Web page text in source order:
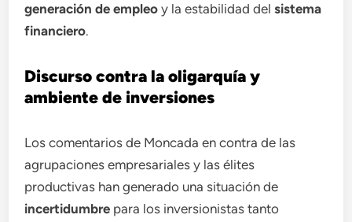
generación de empleo y la estabilidad delsistema
financiero.
Discurso contra la oligarquía y
ambiente de inversiones
Los comentarios de Moncada en contra de las
agrupaciones empresariales y las élites
productivas han generado una situación de
incertidumbre para los inversionistas tanto